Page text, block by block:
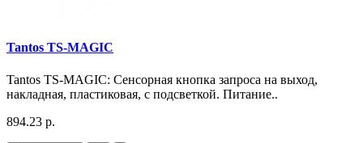
Tantos TS-MAGIC
Tantos TS-MAGIC: Сенсорная кнопка запроса на выход,
накладная, пластиковая, с подсветкой. Питание..
894.23 р.